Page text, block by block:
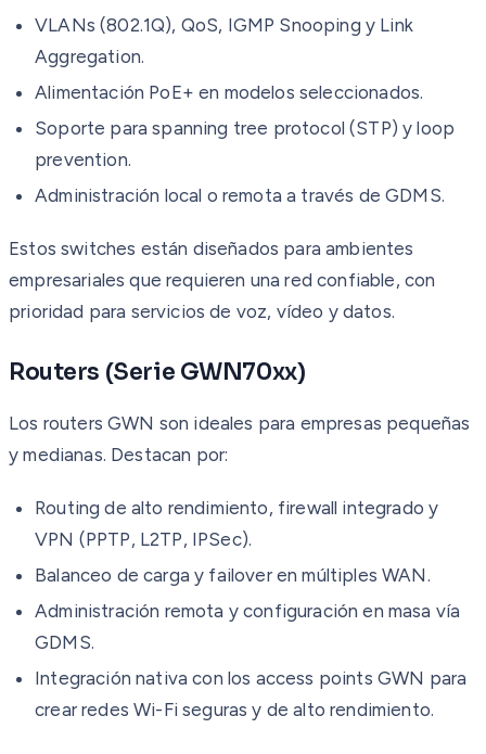
VLANs (802.1Q), QoS, IGMP Snooping y Link
Aggregation.
Alimentación PoE+ en modelos seleccionados.
Soporte para spanning tree protocol (STP) y loop
prevention.
Administración local o remota a través de GDMS.
Estos switches están diseñados para ambientes
empresariales que requieren una red confiable, con
prioridad para servicios de voz, vídeo y datos.
Routers (Serie GWN70xx)
Los routers GWN son ideales para empresas pequeñas
y medianas. Destacan por:
Routing de alto rendimiento, firewall integrado y
VPN (PPTP, L2TP, IPSec).
Balanceo de carga y failover en múltiples WAN.
Administración remota y configuración en masa vía
GDMS.
Integración nativa con los access points GWN para
crear redes Wi-Fi seguras y de alto rendimiento.